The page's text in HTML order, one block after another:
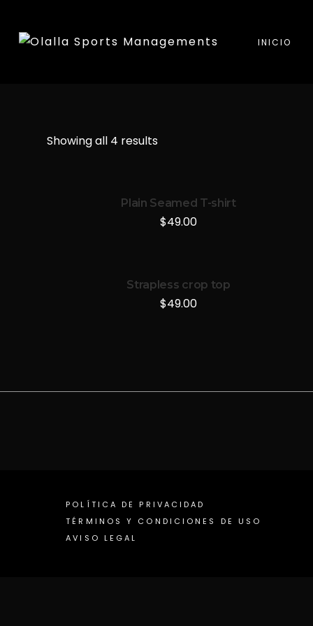
INICIO
Showing all 4 results
Plain Seamed T-shirt
$49.00
Strapless crop top
$49.00
POLÍTICA DE PRIVACIDAD
TÉRMINOS Y CONDICIONES DE USO
AVISO LEGAL